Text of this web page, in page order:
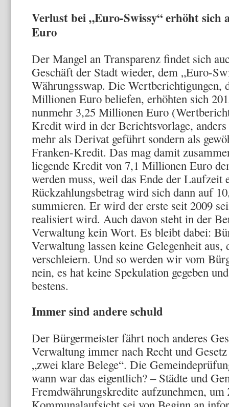
Verlust bei „Euro-Swissy“ erhöht
Euro
Der Mangel an Transparenz findet sich
Geschäft der Stadt wieder, dem „Euro-
Währungsswap. Die Wertberichtigungen,
Millionen Euro beliefen, erhöhten sich
nunmehr 3,25 Millionen Euro
Kredit wird in der Berichtsvorlage,
mehr als Derivat geführt sondern als
Franken-Kredit. Das mag damit
liegende Kredit von 7,1 Millionen Euro
werden muss, weil das Ende der Laufzeit
Rückzahlungsbetrag wird sich dann auf
summieren. Er wird der erste seit 2009
realisiert wird. Auch davon steht in der
Verwaltung kein Wort. Es bleibt dabei:
Verwaltung lassen keine Gelegenheit
verschleiern. Und so werden wir vom
nein, es hat keine Spekulation gegeben
bestens.
Immer sind andere schuld
Der Bürgermeister fährt noch anderes
Verwaltung immer nach Recht und Gesetz
„zwei klare Belege“. Die
wann war das eigentlich? – Städte und
Fremdwährungskredite aufzunehmen,